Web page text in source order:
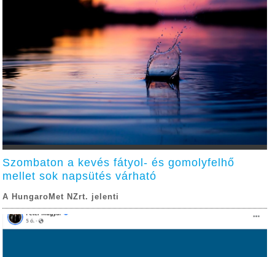
Szombaton a kevés fátyol- és gomolyfelhő
mellet sok napsütés várható
A HungaroMet NZrt. jelenti